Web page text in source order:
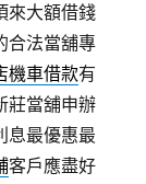
來大額借錢
合法當舖專
機車借款有
莊當舖申辦
息最優惠最
客戶應盡好